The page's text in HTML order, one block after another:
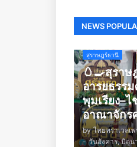
NEWS
สุราษฎร์ธานี
🥚🍳สุรา
อารยธรร
พุมเรียง–
อาณาจักร
by ไทยทราเวลเ
- วันอังคาร, มิถุน